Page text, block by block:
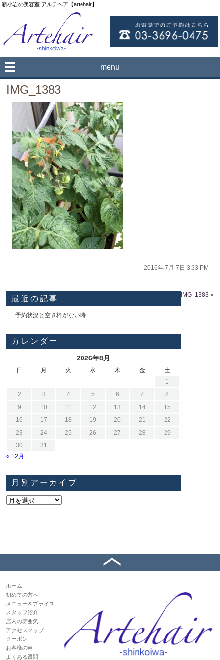
新小岩の美容室 アルテヘア【artehair】
menu
IMG_1383
2016年 7月 7日 3:33 PM
IMG_1383 »
最近の記事
予約状況と空き枠がない時
カレンダー
2026年8月
日 月 火 水 木 金
土
1
2
3 4 5 6 7
8
9
10 11 12 13 14
15
16
17 18 19 20 21
22
23
24 25 26 27 28
29
30
31
« 12月
月別アーカイブ
ホーム
初めての方へ
メニュー＆プライス
スタッフ紹介
店内の雰囲気
アクセスマップ
クーポン
お客様の声
よくある質問